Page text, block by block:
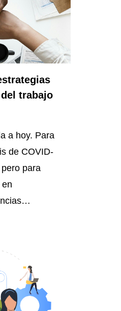
trabajo
a hoy. Para
de COVID-
para